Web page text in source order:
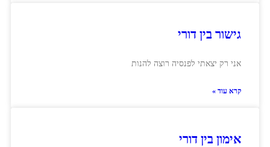
גישור בין דורי
אני רק יצאתי לפנסיה רוצה להנות
קרא עוד »
אימון בין דורי